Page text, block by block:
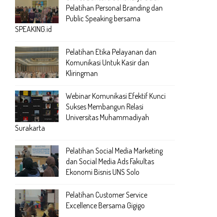
Pelatihan Personal Branding dan
Public Speaking bersama
SPEAKING.id
Pelatihan Etika Pelayanan dan
Komunikasi Untuk Kasir dan
Kliringman
Webinar Komunikasi Efektif Kunci
Sukses Membangun Relasi
Universitas Muhammadiyah
Surakarta
Pelatihan Social Media Marketing
dan Social Media Ads Fakultas
Ekonomi Bisnis UNS Solo
Pelatihan Customer Service
Excellence Bersama Gigigo